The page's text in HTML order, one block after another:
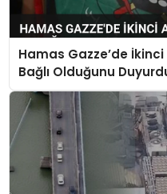
Hamas Gazze’de
Bağlı Olduğunu